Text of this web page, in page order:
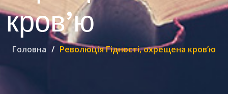
кров’ю
Головна Революція Гідності, охрещена кров’ю